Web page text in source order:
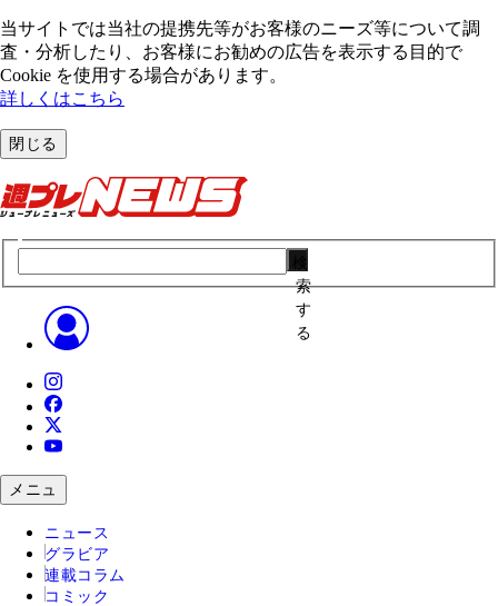
当サイトでは当社の提携先等がお客様のニーズ等について調
査・分析したり、お客様にお勧めの広告を表⽰する⽬的で
Cookie を使⽤する場合があります。
詳しくはこちら
閉じる
索
す
る
メニュ
ニュース
グラビア
連載コラム
コミック